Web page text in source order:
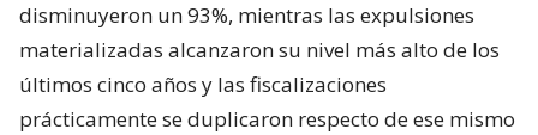
disminuyeron un 93%, mientras las expulsiones
materializadas alcanzaron su nivel más alto de los
últimos cinco años y las fiscalizaciones
prácticamente se duplicaron respecto de ese mismo